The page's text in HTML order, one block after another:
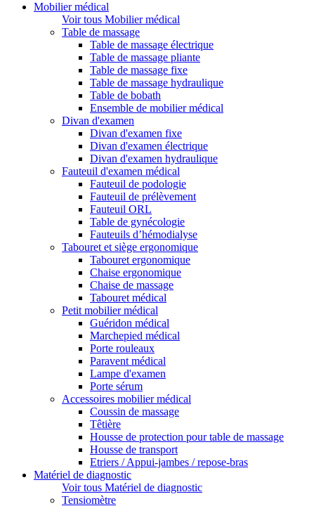
Mobilier médical
Voir tous Mobilier médical
Table de massage
Table de massage électrique
Table de massage pliante
Table de massage fixe
Table de massage hydraulique
Table de bobath
Ensemble de mobilier médical
Divan d'examen
Divan d'examen fixe
Divan d'examen électrique
Divan d'examen hydraulique
Fauteuil d'examen médical
Fauteuil de podologie
Fauteuil de prélèvement
Fauteuil ORL
Table de gynécologie
Fauteuils d’hémodialyse
Tabouret et siège ergonomique
Tabouret ergonomique
Chaise ergonomique
Chaise de massage
Tabouret médical
Petit mobilier médical
Guéridon médical
Marchepied médical
Porte rouleaux
Paravent médical
Lampe d'examen
Porte sérum
Accessoires mobilier médical
Coussin de massage
Têtière
Housse de protection pour table de massage
Housse de transport
Etriers / Appui-jambes / repose-bras
Matériel de diagnostic
Voir tous Matériel de diagnostic
Tensiomètre